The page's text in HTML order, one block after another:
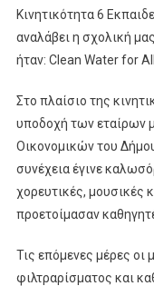
Κινητικότητα 6
αναλάβει η σχολική
ήταν: Clean Water for
Στο πλαίσιο της
υποδοχή των εταίρων
Οικονομικών του
συνέχεια έγινε
χορευτικές, μουσικές
προετοίμασαν
Τις επόμενες μέρες οι
φιλτραρίσματος και